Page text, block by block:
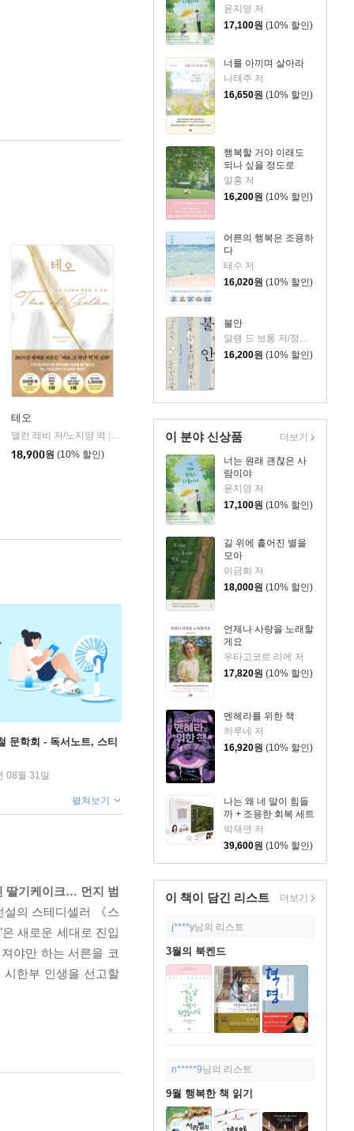
윤지영 저
17,100원 (10% 할인)
너를 아끼며 살아라
나태주 저
16,650원 (10% 할인)
행복할 거야 이래도
되나 싶을 정도로
일홍 저
16,200원 (10% 할인)
어른의 행복은 조용하
다
태수 저
16,020원 (10% 할인)
불안
알랭 드 보통 저/정영목 역
16,200원 (10% 할인)
이 분야 신상품
너는 원래 괜찮은 사
람이야
윤지영 저
17,100원 (10% 할인)
길 위에 흩어진 별을
모아
이금화 저
18,000원 (10% 할인)
언제나 사랑을 노래할
게요
우타고코로 리에 저
17,820원 (10% 할인)
멘헤라를 위한 책
하루네 저
16,920원 (10% 할인)
나는 왜 네 말이 힘들
까 + 조용한 회복 세트
박재연 저
39,600원 (10% 할인)
더보기
이 책이 담긴 리스트 더보기
j****y님의 리스트
3월의 북켄드
n*****9님의 리스트
9월 행복한 책 읽기
테오
앨런 레비 저/노지양 역
오팬하우스
18,900원 (10% 할인)
문학회 - 독서노트, 스티
08월 31일
펼쳐보기
딸기케이크… 먼지 범
의 스테디셀러 《스
새로운 세대로 진입
야만 하는 서른을 코
한부 인생을 선고할